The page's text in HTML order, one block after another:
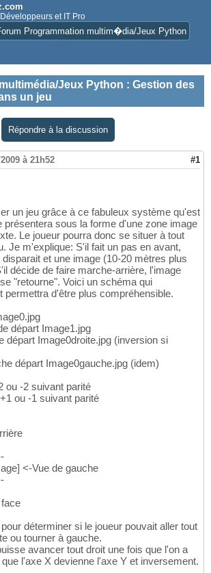
et IT Pro
Programmation multim�dia/Jeux Python
Jeux Python : Gestion des
un jeu
Répondre à la discussion
à 21h52 #1
un jeu grâce à ce fabuleux système qu'est
présentera sous la forme d'une zone image
Le joueur pourra donc se situer à tout
Je m'explique: S'il fait un pas en avant,
et une image (10-20 mètres plus
décide de faire marche-arrière, l'image
"retourne". Voici un schéma qui
permettra d'être plus compréhensible.
départ Image1.jpg
départ Image0droite.jpg (inversion si
départ Image0gauche.jpg (idem)
ou -2 suivant parité
ou -1 suivant parité
<-Vue de gauche
déterminer si le joueur pouvait aller tout
ou tourner à gauche.
avancer tout droit une fois que l'on a
l'axe X devienne l'axe Y et inversement.